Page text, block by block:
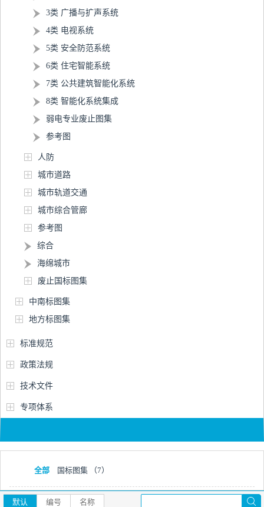
3类 广播与扩声系统
4类 电视系统
5类 安全防范系统
6类 住宅智能系统
7类 公共建筑智能化系统
8类 智能化系统集成
弱电专业废止图集
参考图
人防
城市道路
城市轨道交通
城市综合管廊
参考图
综合
海绵城市
废止国标图集
中南标图集
地方标图集
标准规范
政策法规
技术文件
专项体系
全部 国标图集 （7）
默认 编号 名称